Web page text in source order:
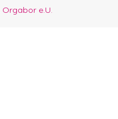
Orgabor e.U.